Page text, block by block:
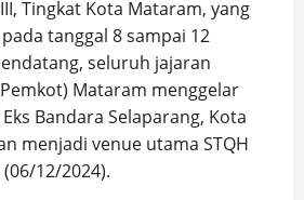
Tingkat Kota Mataram, yang
tanggal 8 sampai 12
seluruh jajaran
Mataram menggelar
Bandara Selaparang, Kota
menjadi venue utama STQH
(06/12/2024).